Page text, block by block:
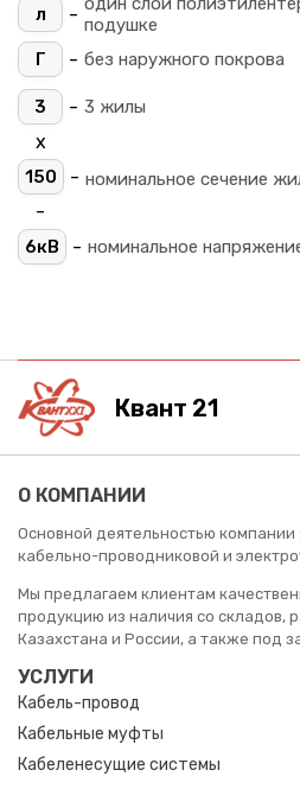
л - подушке
Г
- без наружного покрова
3 - 3 жилы
х
150 - номинальное сечение
-
6кВ - номинальное
Квант 21
О КОМПАНИИ
Основной деятельностью компании
кабельно-проводниковой и
Мы предлагаем клиентам
продукцию из наличия со складов,
Казахстана и России, а также под
УСЛУГИ
Кабель-провод
Кабельные муфты
Кабеленесущие системы